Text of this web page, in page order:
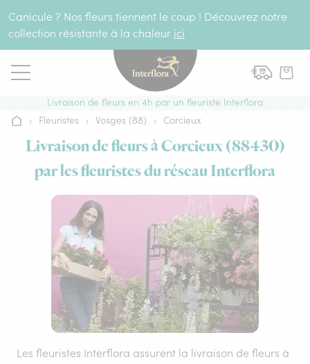
Canicule ? Nos fleurs tiennent le coup ! Découvrez notre
collection résistante à la chaleur ici
Livraison de fleurs en 4h par un fleuriste Interflora
Accueil
› Fleuristes › Vosges (88) › Corcieux
Livraison de fleurs à Corcieux (88430)
par les fleuristes du réseau Interflora
Les fleuristes Interflora assurent la livraison de fleurs à